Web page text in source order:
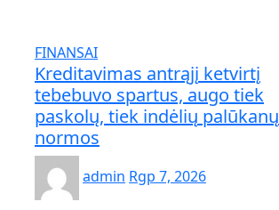
FINANSAI
Kreditavimas antrąjį ketvirtį
tebebuvo spartus, augo tiek
paskolų, tiek indėlių palūkanų
normos
admin Rgp 7, 2026